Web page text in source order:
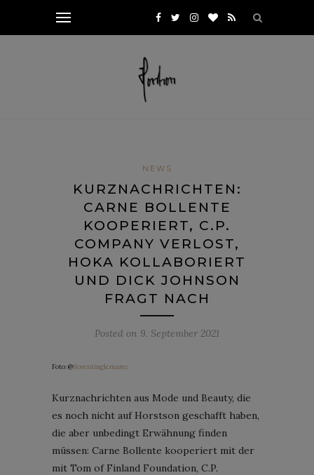
NEWS
KURZNACHRICHTEN:
CARNE BOLLENTE
KOOPERIERT, C.P.
COMPANY VERLOST,
HOKA KOLLABORIERT
UND DICK JOHNSON
FRAGT NACH
Posted on 9. September 2021
Foto: @florentinglemarec
Kurznachrichten aus Mode und Beauty, die
es noch nicht auf Horstson geschafft haben,
die aber unbedingt Erwähnung finden
müssen: Carne Bollente kooperiert mit der
mit Tom of Finland Foundation, C.P.